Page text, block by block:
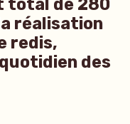
total de 280
réalisation
redis,
des